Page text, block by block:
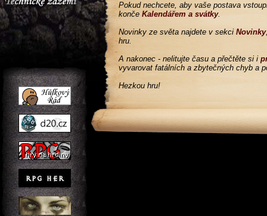
Pokud nechcete, aby vaše postava
končeKalendářem a svátky.
Novinky ze světa najdete v sekciNovinky
hru.
A nakonec - nelitujte času a přečtěte si i
vyvarovat fatálních a zbytečných chyb a
Hezkou hru!